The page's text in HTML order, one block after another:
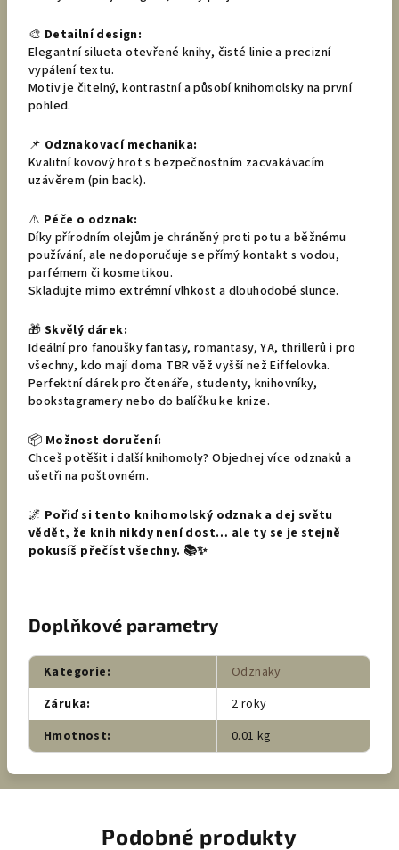
🎨 Detailní design:
Elegantní silueta otevřené knihy, čisté linie a precizní
vypálení textu.
Motiv je čitelný, kontrastní a působí knihomolsky na první
pohled.
📌 Odznakovací mechanika:
Kvalitní kovový hrot s bezpečnostním zacvakávacím
uzávěrem (pin back).
⚠️ Péče o odznak:
Díky přírodním olejům je chráněný proti potu a běžnému
používání, ale nedoporučuje se přímý kontakt s vodou,
parfémem či kosmetikou.
Skladujte mimo extrémní vlhkost a dlouhodobé slunce.
🎁 Skvělý dárek:
Ideální pro fanoušky fantasy, romantasy, YA, thrillerů i pro
všechny, kdo mají doma TBR věž vyšší než Eiffelovka.
Perfektní dárek pro čtenáře, studenty, knihovníky,
bookstagramery nebo do balíčku ke knize.
📦 Možnost doručení:
Chceš potěšit i další knihomoly? Objednej více odznaků a
ušetři na poštovném.
🌌 Pořiď si tento knihomolský odznak a dej světu
vědět, že knih nikdy není dost… ale ty se je stejně
pokusíš přečíst všechny. 📚✨
Doplňkové parametry
Kategorie:
Odznaky
Záruka:
2 roky
Hmotnost: 0.01 kg
Podobné produkty